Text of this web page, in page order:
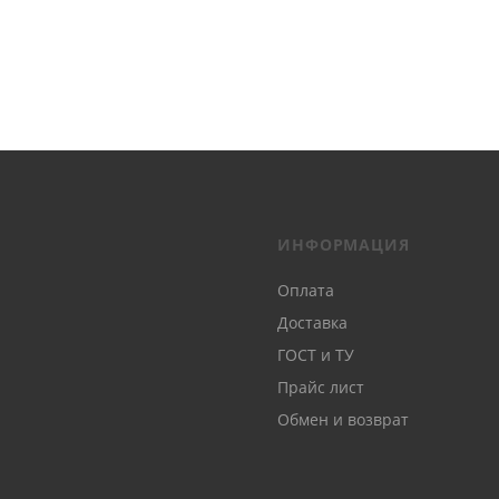
ИНФОРМАЦИЯ
Оплата
Доставка
ГОСТ и ТУ
Прайс лист
Обмен и возврат